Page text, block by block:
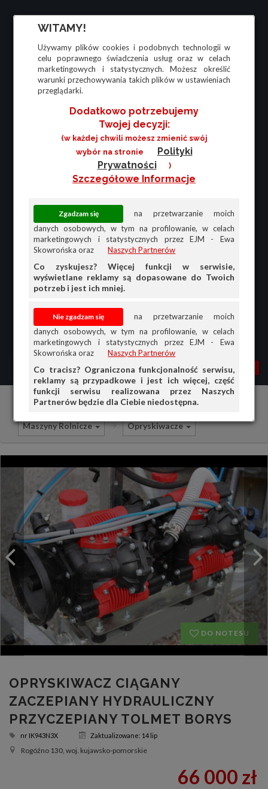
WITAMY!
Używamy plików cookies i podobnych technologii w
celu poprawnego świadczenia usług oraz w celach
marketingowych i statystycznych. Możesz określić
warunki przechowywania takich plików w ustawieniach
przeglądarki.
Dodatkowo potrzebujemy
Twojej decyzji:
(w każdej chwili możesz zmienić swój
wybór na stronie
Polityki
Prywatności
)
Szczegółowe Informacje
na przetwarzanie moich
danych osobowych, w tym na profilowanie, w celach
marketingowych i statystycznych przez EJM - Ewa
Skowrońska oraz
Naszych Partnerów
Co zyskujesz? Więcej funkcji w serwisie,
wyświetlane reklamy są dopasowane do Twoich
potrzeb i jest ich mniej.
na przetwarzanie moich
danych osobowych, w tym na profilowanie, w celach
marketingowych i statystycznych przez EJM - Ewa
Skowrońska oraz
Naszych Partnerów
Co tracisz? Ograniczona funkcjonalność serwisu,
reklamy są przypadkowe i jest ich więcej, część
funkcji serwisu realizowana przez Naszych
Partnerów będzie dla Ciebie niedostępna.
MENU MOJA AG
PRZEGLĄD
OFERTA DLA FIRM
KOSZYK
HISTORIA
Ciągniki i maszyny rolnicze Sprzedam
Maszyny Rolnicze Opryskiwacze
DO NOTESU
OPRYSKIWACZ CIĄGANY
ZACZEPIANY HYDRAULICZNY
PRZYCZEPIANY TOLMET BORYS
nr IK943N3X Zaktualizowane: 14 lip
Rogóźno 130, woj. kujawsko-pomorskie
66 000 zł